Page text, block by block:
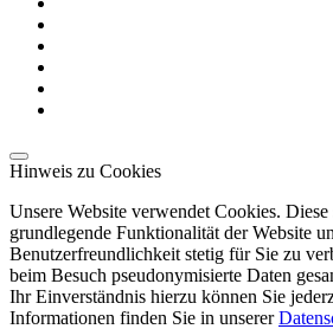
Hinweis zu Cookies
Unsere Website verwendet Cookies.
grundlegende Funktionalität der Website
Benutzerfreundlichkeit stetig für Sie zu
beim Besuch pseudonymisierte Daten
Ihr Einverständnis hierzu können Sie
Informationen finden Sie in unserer